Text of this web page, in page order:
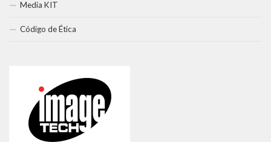
Media KIT
Código de Ética